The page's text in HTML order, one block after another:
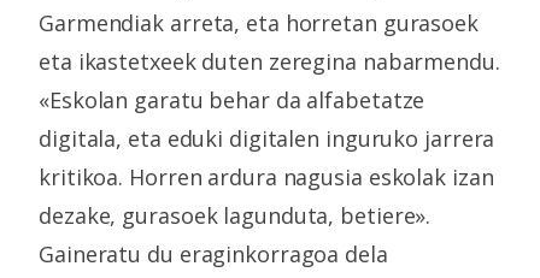
Garmendiak arreta, eta horretan gurasoek
eta ikastetxeek duten zeregina nabarmendu.
«Eskolan garatu behar da alfabetatze
digitala, eta eduki digitalen inguruko jarrera
kritikoa. Horren ardura nagusia eskolak izan
dezake, gurasoek lagunduta, betiere».
Gaineratu du eraginkorragoa dela